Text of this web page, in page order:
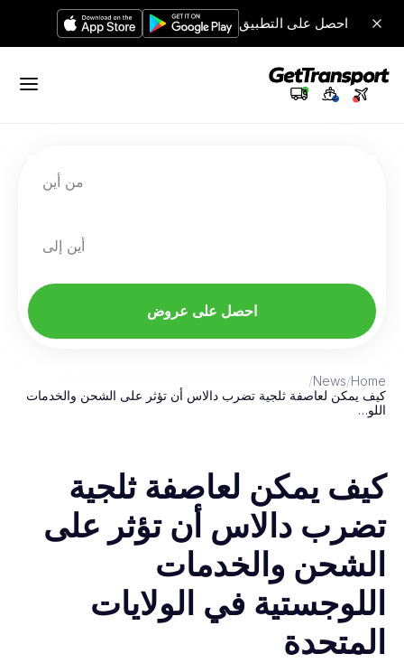
احصل على التطبيق
من أين
أين إلى
احصل على عروض
Home
/
News
/
كيف يمكن لعاصفة ثلجية تضرب دالاس أن تؤثر على الشحن والخدمات
اللو…
كيف يمكن لعاصفة ثلجية
تضرب دالاس أن تؤثر على
الشحن والخدمات
اللوجستية في الولايات
المتحدة